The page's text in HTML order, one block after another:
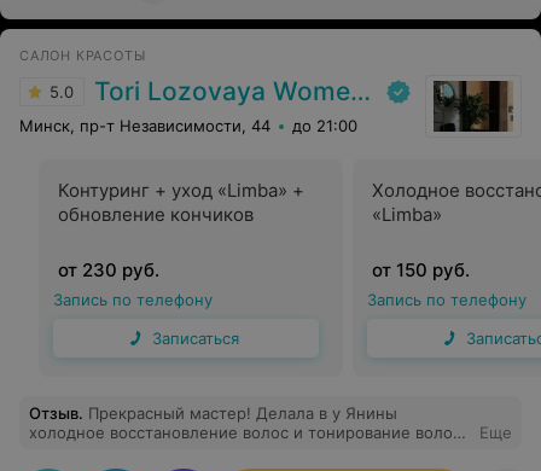
САЛОН КРАСОТЫ
5.0 Tori Lozovaya Women's Studio
Минск, пр-т Независимости, 44 до 21:00
Контуринг + уход «Limba» +
обновление кончиков
от 230 руб.
Запись по телефону
Записаться
Холодное
«Limba»
от 150 руб.
Запись по телефону
Отзыв. Прекрасный мастер! Делала в у Янины
холодное восстановление волос и тонирование волос.
Еще